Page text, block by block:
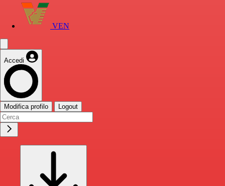
VEN
Accedi
Modifica profilo Logout